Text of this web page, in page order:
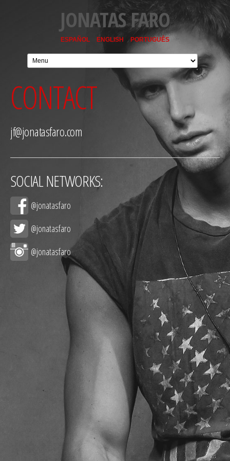
JONATAS FARO
ESPAÑOL ENGLISH PORTUGUÊS
CONTACT
jf@jonatasfaro.com
SOCIAL NETWORKS:
@jonatasfaro
@jonatasfaro
@jonatasfaro